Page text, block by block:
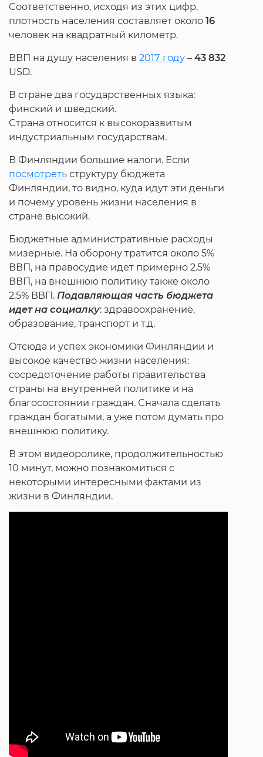
Соответственно, исходя из этих цифр,
плотность населения составляет около 16
человек на квадратный километр.
ВВП на душу населения в 2017 году – 43 832
USD.
В стране два государственных языка:
финский и шведский.
Страна относится к высокоразвитым
индустриальным государствам.
В Финляндии большие налоги. Если
посмотреть структуру бюджета
Финляндии, то видно, куда идут эти деньги
и почему уровень жизни населения в
стране высокий.
Бюджетные административные расходы
мизерные. На оборону тратится около 5%
ВВП, на правосудие идет примерно 2.5%
ВВП, на внешнюю политику также около
2.5% ВВП. Подавляющая часть бюджета
идет на социалку: здравоохранение,
образование, транспорт и т.д.
Отсюда и успех экономики Финляндии и
высокое качество жизни населения:
сосредоточение работы правительства
страны на внутренней политике и на
благосостоянии граждан. Сначала сделать
граждан богатыми, а уже потом думать про
внешнюю политику.
В этом видеоролике, продолжительностью
10 минут, можно познакомиться с
некоторыми интересными фактами из
жизни в Финляндии.